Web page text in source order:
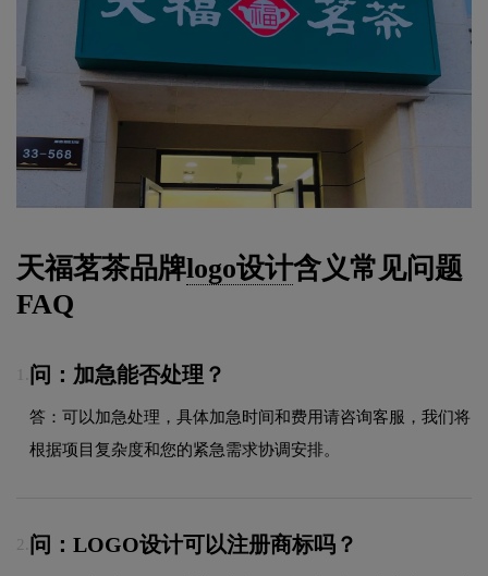
天福茗茶品牌logo设计含义常见问题
FAQ
问：加急能否处理？
答：可以加急处理，具体加急时间和费用请咨询客服，我们将
根据项目复杂度和您的紧急需求协调安排。
2. 问：LOGO设计可以注册商标吗？